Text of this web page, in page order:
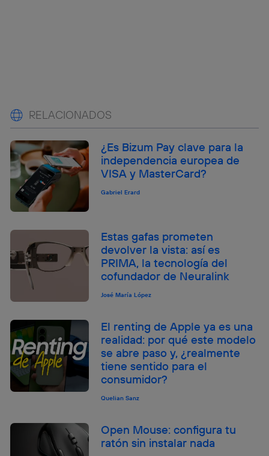
RELACIONADOS
¿Es Bizum Pay clave para la
independencia europea de
VISA y MasterCard?
Gabriel Erard
Estas gafas prometen
devolver la vista: así es
PRIMA, la tecnología del
cofundador de Neuralink
José María López
El renting de Apple ya es una
realidad: por qué este modelo
se abre paso y, ¿realmente
tiene sentido para el
consumidor?
Quelian Sanz
Open Mouse: configura tu
ratón sin instalar nada